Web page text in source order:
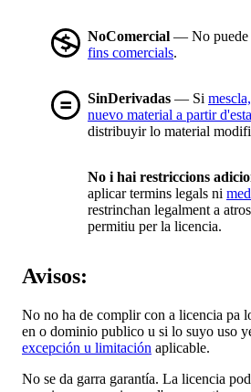
NoComercial — No puede
fins comercials.
SinDerivadas — Si
nuevo material a partir
distribuyir lo material
No i hai restriccions
aplicar termins legals ni
restrinchan legalment a
permitiu per la licencia.
Avisos:
No no ha de complir con a licencia pa
en o dominio publico u si lo suyo uso
excepción u limitación aplicable.
No se da garra garantía. La licencia